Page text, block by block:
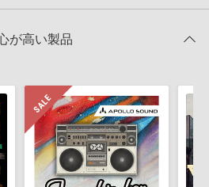
＋でフォーマットされたHDDをご用意
。
信されます。メールに記載されており
ウンロード／導入を行って下さい。
則として日本語版操作マニュアルをご
入後のご不明点や詳細に関するお問い合
ト
までご連絡ください。
ウンドを使ってできることを紹介するた
る製品をご購入頂く必要がございます。
VOLUME 1のサポート情報
が高い製品